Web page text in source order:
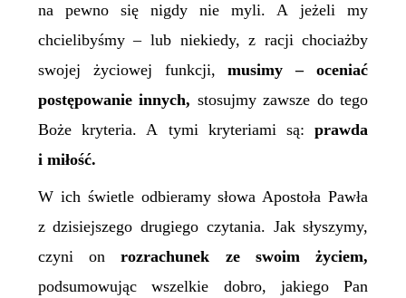
na pewno się nigdy nie myli. A jeżeli my
chcielibyśmy – lub niekiedy, z racji chociażby
swojej życiowej funkcji, musimy – oceniać
postępowanie innych, stosujmy zawsze do tego
Boże kryteria. A tymi kryteriami są:prawda
i miłość.
W ich świetle odbieramy słowa Apostoła Pawła
z dzisiejszego drugiego czytania. Jak słyszymy,
czyni onrozrachunek ze swoim życiem,
podsumowując wszelkie dobro, jakiego Pan